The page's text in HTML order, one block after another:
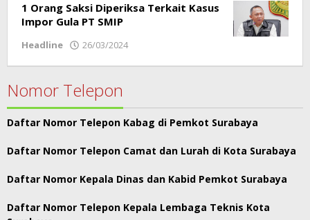
1 Orang Saksi Diperiksa Terkait Kasus
Impor Gula PT SMIP
Headline 26/03/2024
Nomor Telepon
Daftar Nomor Telepon Kabag di Pemkot Surabaya
Daftar Nomor Telepon Camat dan Lurah di Kota Surabaya
Daftar Nomor Kepala Dinas dan Kabid Pemkot Surabaya
Daftar Nomor Telepon Kepala Lembaga Teknis Kota